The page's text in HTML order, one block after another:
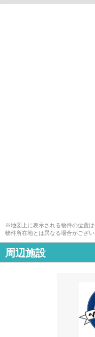
※地図上に表示される物件の位置
物件所在地とは異なる場合がござい
周辺施設